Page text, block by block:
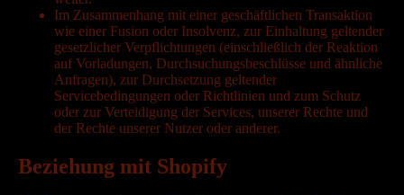
Im Zusammenhang mit einer geschäftlichen Transaktion
wie einer Fusion oder Insolvenz, zur Einhaltung geltender
gesetzlicher Verpflichtungen (einschließlich der Reaktion
auf Vorladungen, Durchsuchungsbeschlüsse und ähnliche
Anfragen), zur Durchsetzung geltender
Servicebedingungen oder Richtlinien und zum Schutz
oder zur Verteidigung der Services, unserer Rechte und
der Rechte unserer Nutzer oder anderer.
Beziehung mit Shopify